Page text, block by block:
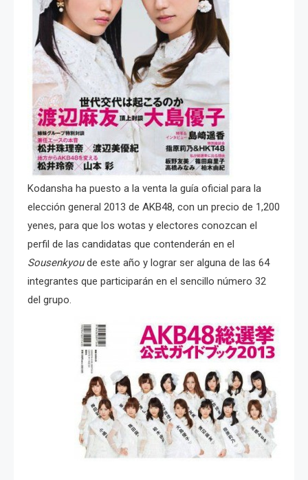
Kodansha ha puesto a la venta la guía oficial para la
elección general 2013 de AKB48, con un precio de 1,200
yenes, para que los wotas y electores conozcan el
perfil de las candidatas que contenderán en el
Sousenkyoude este año y lograr ser alguna de las 64
integrantes que participarán en el sencillo número 32
del grupo.